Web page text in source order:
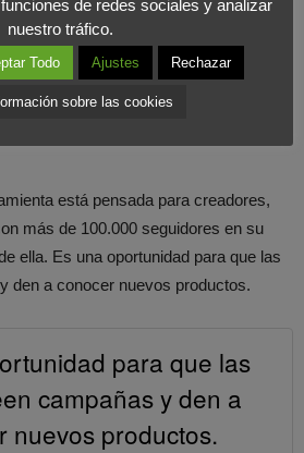
contarán con herramientas de
el acoso.
interactuar con
está pensada para creadores,
más de 100.000 seguidores en su
ella. Es una oportunidad para que las
den a conocer nuevos productos.
para que las
campañas y den a
nuevos productos.
de redes sociales y analizar
nuestro tráfico.
Todo Ajustes Rechazar
sobre las cookies